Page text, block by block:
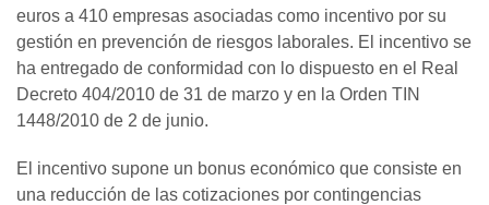
euros a 410 empresas asociadas como incentivo por su
gestión en prevención de riesgos laborales. El incentivo se
ha entregado de conformidad con lo dispuesto en el Real
Decreto 404/2010 de 31 de marzo y en la Orden TIN
1448/2010 de 2 de junio.
El incentivo supone un bonus económico que consiste en
una reducción de las cotizaciones por contingencias